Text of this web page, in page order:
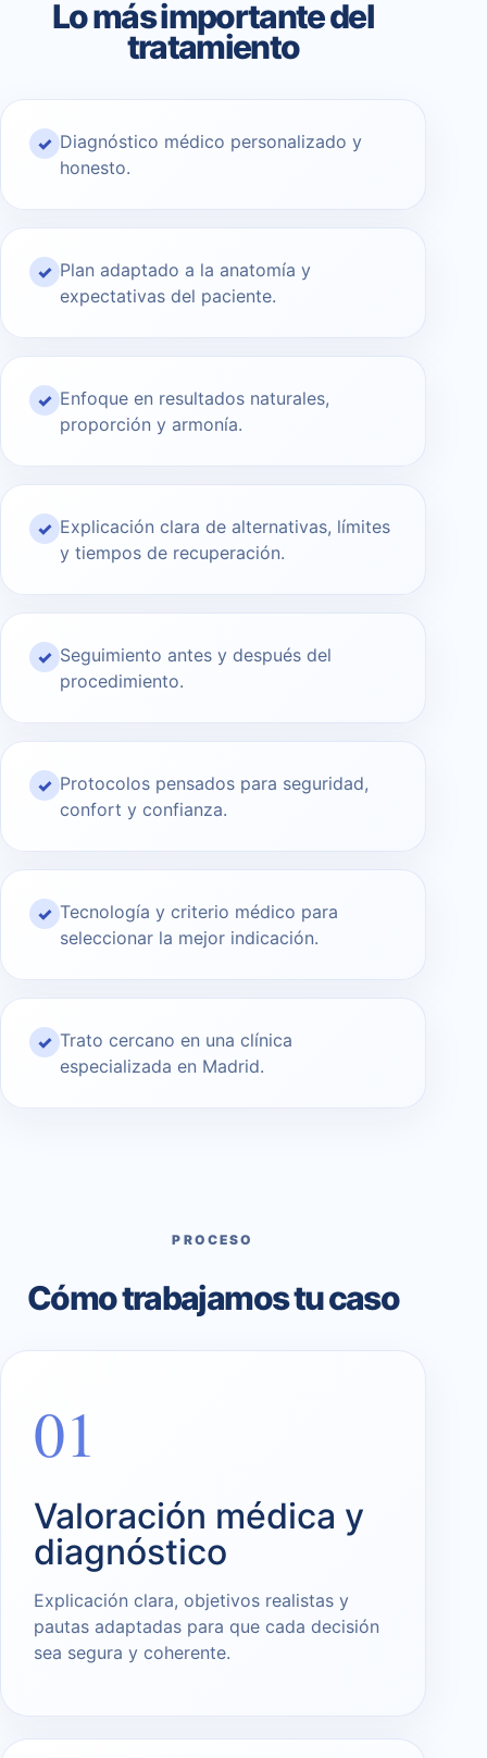
Lo más importante del
tratamiento
✓ Diagnóstico médico personalizado y
honesto.
✓ Plan adaptado a la anatomía y
expectativas del paciente.
✓ Enfoque en resultados naturales,
proporción y armonía.
✓ Explicación clara de alternativas, límites
y tiempos de recuperación.
✓ Seguimiento antes y después del
procedimiento.
✓ Protocolos pensados para seguridad,
confort y confianza.
✓ Tecnología y criterio médico para
seleccionar la mejor indicación.
✓ Trato cercano en una clínica
especializada en Madrid.
PROCESO
Cómo trabajamos tu caso
01
Valoración médica y
diagnóstico
Explicación clara, objetivos realistas y
pautas adaptadas para que cada decisión
sea segura y coherente.